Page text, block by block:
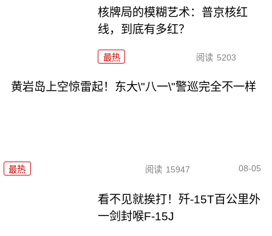
核牌局的模糊艺术：普京核红
线，到底有多红？
最热 阅读 5203
黄岩岛上空惊雷起！东大\"八一\"警巡完全不一样
最热 阅读 15947 08-05
看不见就挨打！歼-15T百公里外
一剑封喉F-15J